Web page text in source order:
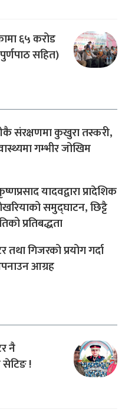
६५ करोड
सहित)
संरक्षणमा कुखुरा तस्करी,
गम्भीर जोखिम
यादवद्वारा प्रादेशिक
समुद्घाटन, छिट्टै
प्रतिबद्धता
तथा गिजरको प्रयोग गर्दा
आग्रह
नै
!